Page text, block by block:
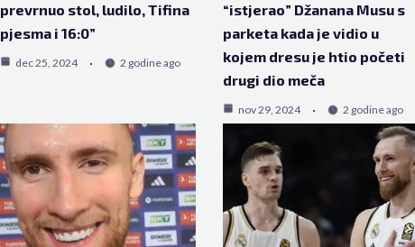
prevrnuo stol, ludilo, Tifina
pjesma i 16:0”
dec 25, 2024 2 godine ago
“istjerao” Džanana Musu s
parketa kada je vidio u
kojem dresu je htio početi
drugi dio meča
nov 29, 2024 2 godine ago